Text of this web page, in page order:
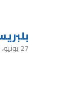
27 يونيو، 2026